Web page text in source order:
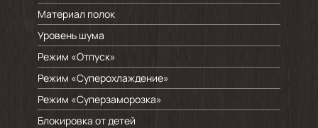
Материал полок
Уровень шума
Режим «Отпуск»
Режим «Суперохлаждение»
Режим «Суперзаморозка»
Блокировка от детей